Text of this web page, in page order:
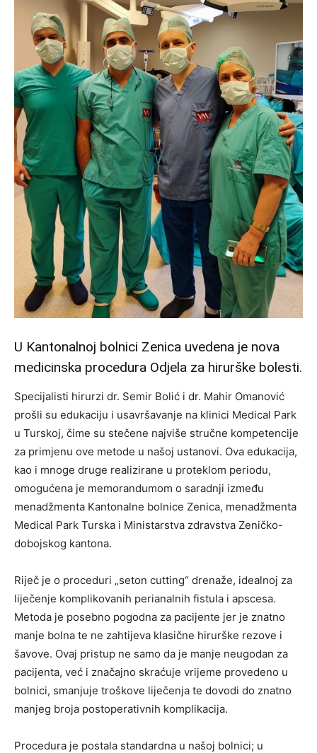
U Kantonalnoj bolnici Zenica uvedena je nova
medicinska procedura Odjela za hirurške bolesti.
Specijalisti hirurzi dr. Semir Bolić i dr. Mahir Omanović
prošli su edukaciju i usavršavanje na klinici Medical Park
u Turskoj, čime su stečene najviše stručne kompetencije
za primjenu ove metode u našoj ustanovi. Ova edukacija,
kao i mnoge druge realizirane u proteklom periodu,
omogućena je memorandumom o saradnji između
menadžmenta Kantonalne bolnice Zenica, menadžmenta
Medical Park Turska i Ministarstva zdravstva Zeničko-
dobojskog kantona.
Riječ je o proceduri „seton cutting“ drenaže, idealnoj za
liječenje komplikovanih perianalnih fistula i apscesa.
Metoda je posebno pogodna za pacijente jer je znatno
manje bolna te ne zahtijeva klasične hirurške rezove i
šavove. Ovaj pristup ne samo da je manje neugodan za
pacijenta, već i značajno skraćuje vrijeme provedeno u
bolnici, smanjuje troškove liječenja te dovodi do znatno
manjeg broja postoperativnih komplikacija.
Procedura je postala standardna u našoj bolnici; u